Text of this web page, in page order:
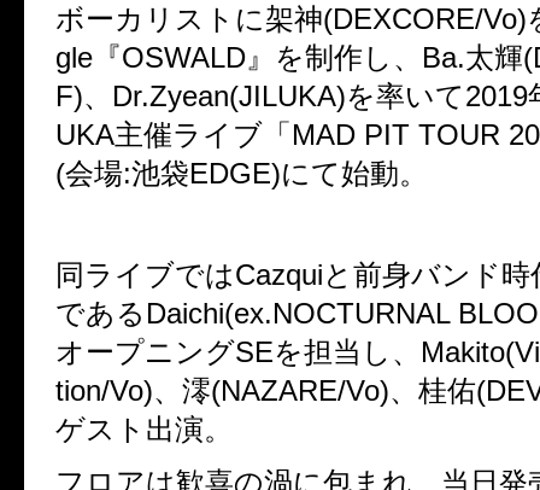
ボーカリストに架神(DEXCORE/Vo)
gle『OSWALD』を制作し、Ba.太輝
F)、Dr.Zyean(JILUKA)を率いて2019
UKA主催ライブ「MAD PIT TOUR
(会場:池袋EDGE)にて始動。
同ライブではCazquiと前身バンド
であるDaichi(ex.NOCTURNAL
オープニングSEを担当し、
tion/Vo)、澪(NAZARE/Vo)、桂佑
ゲスト出演。
フロアは歓喜の渦に包まれ、当日発